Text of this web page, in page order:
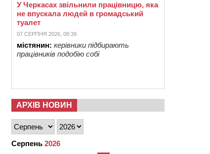
У Черкасах звільнили працівницю, яка
не впускала людей в громадський
туалет
07 СЕРПНЯ 2026, 08:39
містянин: керівники підбирають
працівників подобію собі
АРХІВ НОВИН
Серпень 2026